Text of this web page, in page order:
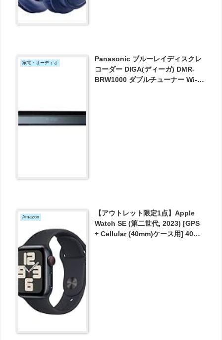
家電・オーディオ
Panasonic ブルーレイディスクレ
コーダー DIGA(ディーガ) DMR-
BRW1000 ダブルチューナー Wi-Fi
Amazon
【アウトレット限定1点】Apple
Watch SE (第二世代, 2023) [GPS
+ Cellular (40mm)ケース用] 40mm